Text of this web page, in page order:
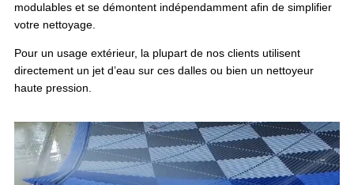
modulables et se démontent indépendamment afin de simplifier
votre nettoyage.
Pour un usage extérieur, la plupart de nos clients utilisent
directement un jet d’eau sur ces dalles ou bien un nettoyeur
haute pression.